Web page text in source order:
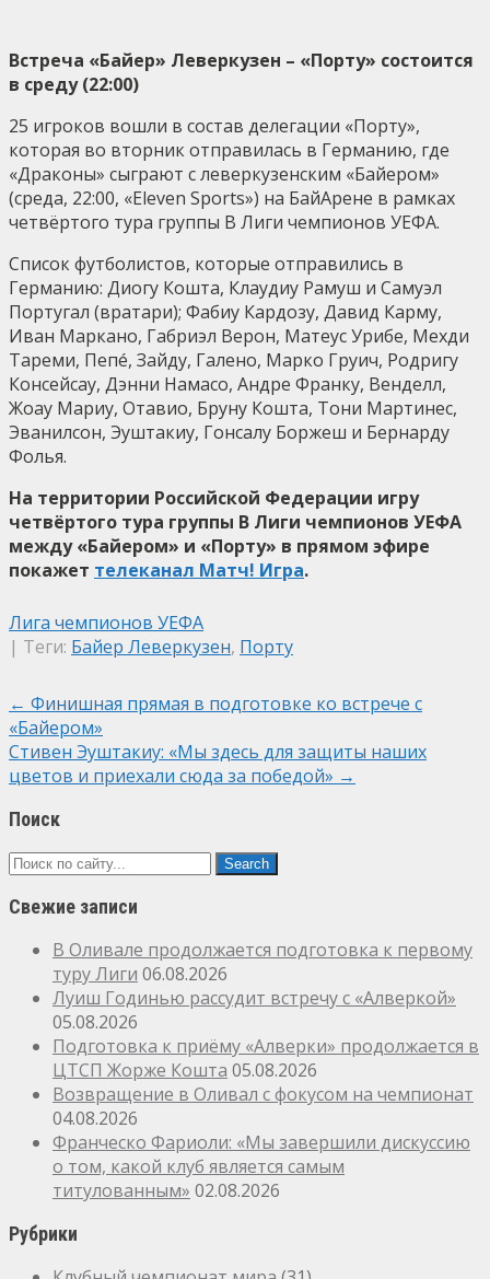
Встреча «Байер» Леверкузен – «Порту» состоится
в среду (22:00)
25 игроков вошли в состав делегации «Порту»,
которая во вторник отправилась в Германию, где
«Драконы» сыграют с леверкузенским «Байером»
(среда, 22:00, «Eleven Sports») на БайАрене в рамках
четвёртого тура группы B Лиги чемпионов УЕФА.
Список футболистов, которые отправились в
Германию: Диогу Кошта, Клаудиу Рамуш и Самуэл
Португал (вратари); Фабиу Кардозу, Давид Карму,
Иван Маркано, Габриэл Верон, Матеус Урибе, Мехди
Тареми, Пепé, Зайду, Галено, Марко Груич, Родригу
Консейсау, Дэнни Намасо, Андре Франку, Венделл,
Жоау Мариу, Отавио, Бруну Кошта, Тони Мартинес,
Эванилсон, Эуштакиу, Гонсалу Боржеш и Бернарду
Фолья.
На территории Российской Федерации игру
четвёртого тура группы B Лиги чемпионов УЕФА
между «Байером» и «Порту» в прямом эфире
покажет телеканал Матч! Игра.
Лига чемпионов УЕФА
| Теги: Байер Леверкузен, Порту
Post
navigation
← Финишная прямая в подготовке ко встрече с
«Байером»
Стивен Эуштакиу: «Мы здесь для защиты наших
цветов и приехали сюда за победой» →
Поиск
Свежие записи
В Оливале продолжается подготовка к первому
туру Лиги 06.08.2026
Луиш Годинью рассудит встречу с «Алверкой»
05.08.2026
Подготовка к приёму «Алверки» продолжается в
ЦТСП Жорже Кошта 05.08.2026
Возвращение в Оливал с фокусом на чемпионат
04.08.2026
Франческо Фариоли: «Мы завершили дискуссию
о том, какой клуб является самым
титулованным» 02.08.2026
Рубрики